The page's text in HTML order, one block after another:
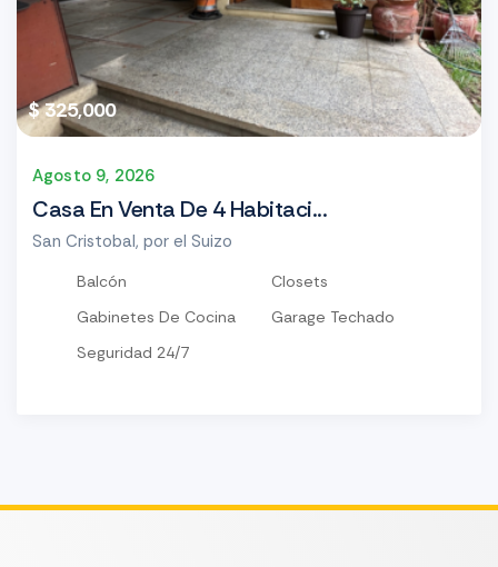
$ 325,000
Agosto 9, 2026
Casa En Venta De 4 Habitaci...
San Cristobal, por el Suizo
Balcón
Closets
Gabinetes De Cocina
Garage Techado
Seguridad 24/7